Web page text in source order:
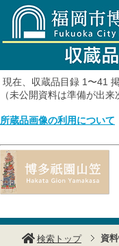
現在、収蔵品目録 1〜41
（未公開資料は準備が出
所蔵品画像の利用について
検索トップ 資